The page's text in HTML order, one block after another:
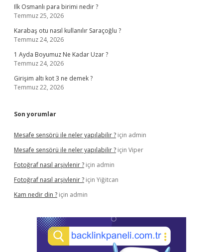
Ilk Osmanlı para birimi nedir ?
Temmuz 25, 2026
Karabaş otu nasıl kullanılır Saraçoğlu ?
Temmuz 24, 2026
1 Ayda Boyumuz Ne Kadar Uzar ?
Temmuz 24, 2026
Girişim altı kot 3 ne demek ?
Temmuz 22, 2026
Son yorumlar
Mesafe sensörü ile neler yapılabilir ? için admin
Mesafe sensörü ile neler yapılabilir ? için Viper
Fotoğraf nasıl arşivlenir ? için admin
Fotoğraf nasıl arşivlenir ? için Yiğitcan
Kam nedir din ? için admin